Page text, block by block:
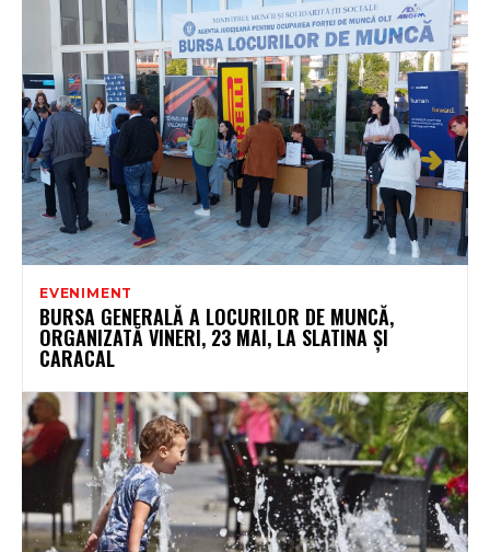
EVENIMENT
BURSA GENERALĂ A LOCURILOR DE MUNCĂ,
ORGANIZATĂ VINERI, 23 MAI, LA SLATINA ȘI
CARACAL